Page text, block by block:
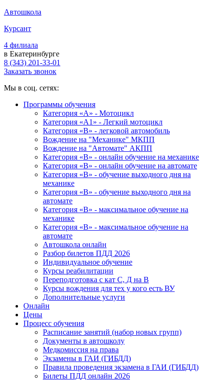
Автошкола
Курсант
4 филиала
в Екатеринбурге
8 (343) 201-33-01
Заказать звонок
Мы в соц. сетях:
Программы обучения
Категория «А» - Мотоцикл
Категория «A1» - Легкий мотоцикл
Категория «B» - легковой автомобиль
Вождение на "Механике" МКПП
Вождение на "Автомате" АКПП
Категория «B» - онлайн обучение на механике
Категория «B» - онлайн обучение на автомате
Категория «B» - обучение выходного дня на
механике
Категория «B» - обучение выходного дня на
автомате
Категория «B» - максимальное обучение на
механике
Категория «B» - максимальное обучение на
автомате
Автошкола онлайн
Разбор билетов ПДД 2026
Индивидуальное обучение
Курсы реабилитации
Переподготовка с кат С, Д на В
Курсы вождения для тех у кого есть ВУ
Дополнительные услуги
Онлайн
Цены
Процесс обучения
Расписание занятий (набор новых групп)
Документы в автошколу
Медкомиссия на права
Экзамены в ГАИ (ГИБДД)
Правила проведения экзамена в ГАИ (ГИБДД)
Билеты ПДД онлайн 2026